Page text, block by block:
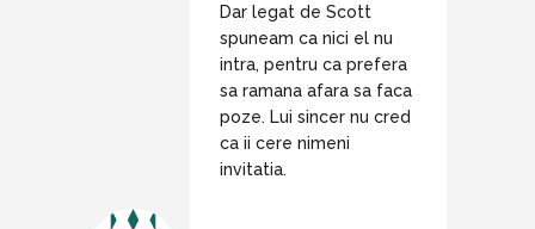
Dar legat de Scott
spuneam ca nici el nu
intra, pentru ca prefera
sa ramana afara sa faca
poze. Lui sincer nu cred
ca ii cere nimeni
invitatia.